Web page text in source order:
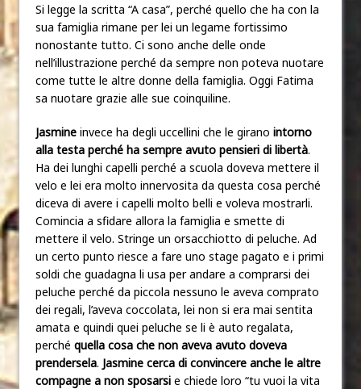
Si legge la scritta “A casa”, perché quello che ha con la
sua famiglia rimane per lei un legame fortissimo
nonostante tutto. Ci sono anche delle onde
nell’illustrazione perché da sempre non poteva nuotare
come tutte le altre donne della famiglia. Oggi Fatima
sa nuotare grazie alle sue coinquiline.
Jasmine invece ha degli uccellini che le girano intorno
alla testa perché ha sempre avuto pensieri di libertà.
Ha dei lunghi capelli perché a scuola doveva mettere il
velo e lei era molto innervosita da questa cosa perché
diceva di avere i capelli molto belli e voleva mostrarli.
Comincia a sfidare allora la famiglia e smette di
mettere il velo. Stringe un orsacchiotto di peluche. Ad
un certo punto riesce a fare uno stage pagato e i primi
soldi che guadagna li usa per andare a comprarsi dei
peluche perché da piccola nessuno le aveva comprato
dei regali, l’aveva coccolata, lei non si era mai sentita
amata e quindi quei peluche se li è auto regalata,
perché quella cosa che non aveva avuto doveva
prendersela. Jasmine cerca di convincere anche le altre
compagne a non sposarsi e chiede loro “tu vuoi la vita